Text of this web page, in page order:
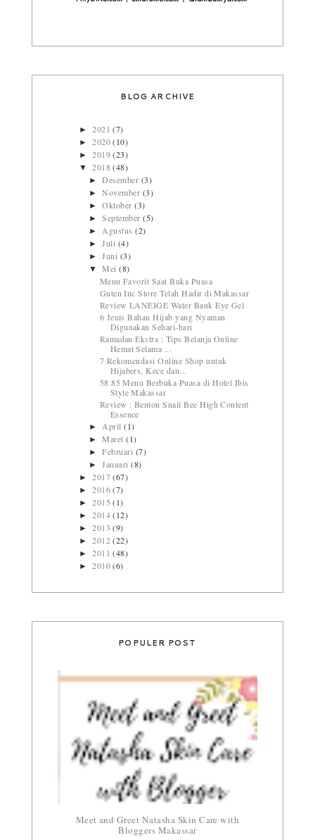
BLOG ARCHIVE
►2021(7)
►2020(10)
►2019(23)
▼2018(48)
►Desember (3)
►November (3)
►Oktober(3)
►September(5)
►Agustus(2)
►Juli (4)
►Juni (3)
▼Mei(8)
Menu Favorit Saat Buka Puasa
Guten Inc Store Telah Hadir di Makassar
Review LANEIGE Water Bank Eye Gel
6 Jenis Bahan Hijab yang Nyaman
Digunakan Sehari-hari
Ramadan Ekstra : Tips Belanja Online
Hemat Selama ...
7 Rekomendasi Online Shop untuk
Hijabers, Kece dan...
58.85 Menu Berbuka Puasa di Hotel Ibis
Style Makassar
Review : Benton Snail Bee High Content
Essence
►April(1)
►Maret(1)
►Februari (7)
►Januari(8)
►2017(67)
►2016(7)
►2015(1)
►2014(12)
►2013(9)
►2012(22)
►2011(48)
►2010(6)
POPULER POST
Meet and Greet Natasha Skin Care with
Bloggers Makassar